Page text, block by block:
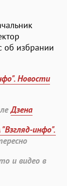
об избрании
Новости
Дзена
инфо".
и видео в